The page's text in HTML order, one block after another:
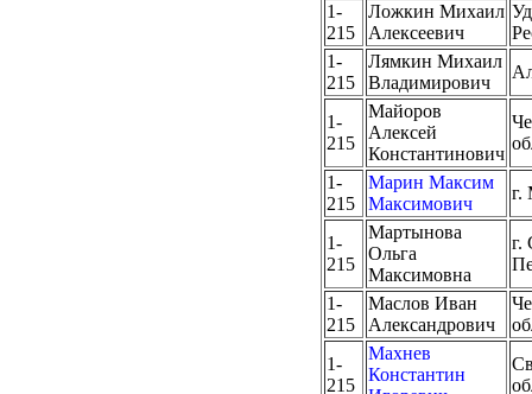
1-
215
Ложкин Михаил
Алексеевич
1-
215
Лямкин Михаил
Владимирович
1-
215
Майоров
Алексей
Константинович
1-
215
Марин Максим
Максимович
г.
1-
215
Мартынова
Ольга
Максимовна
г.
1-
215
Маслов Иван
Александрович
1-
215
Махнев
Константин